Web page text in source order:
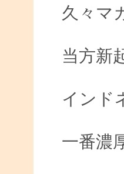
久々マ
当方新
インド
一番濃